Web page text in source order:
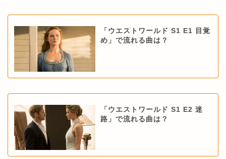
「ウエストワールド S1 E1 目覚
め」で流れる曲は？
「ウエストワールド S1 E2 迷
路」で流れる曲は？